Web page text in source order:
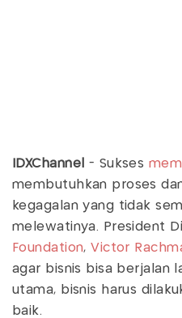
IDXChannel - Sukses
membutuhkan proses
kegagalan yang tidak
melewatinya. President
Foundation,Victor
agar bisnis bisa berjalan
utama, bisnis harus
baik.